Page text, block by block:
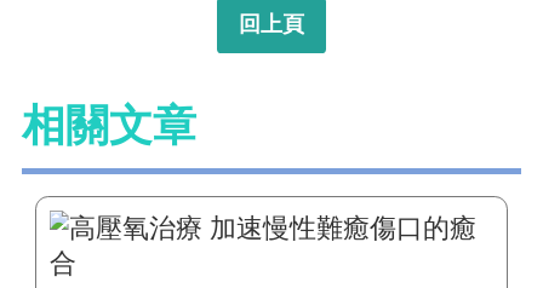
回上頁
相關文章